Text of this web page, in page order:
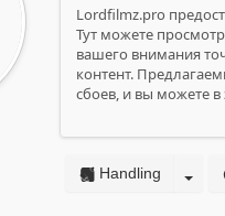
Lordfilmz.pro
Тут можете
вашего внимания
контент.
сбоев, и вы можете
Handling